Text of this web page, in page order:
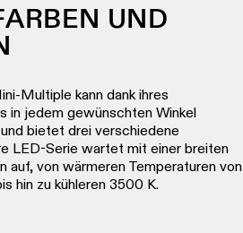
UND
Multiple kann dank ihres
in jedem gewünschten Winkel
bietet drei verschiedene
LED-Serie wartet mit einer breiten
auf, von wärmeren Temperaturen von
hin zu kühleren 3500 K.